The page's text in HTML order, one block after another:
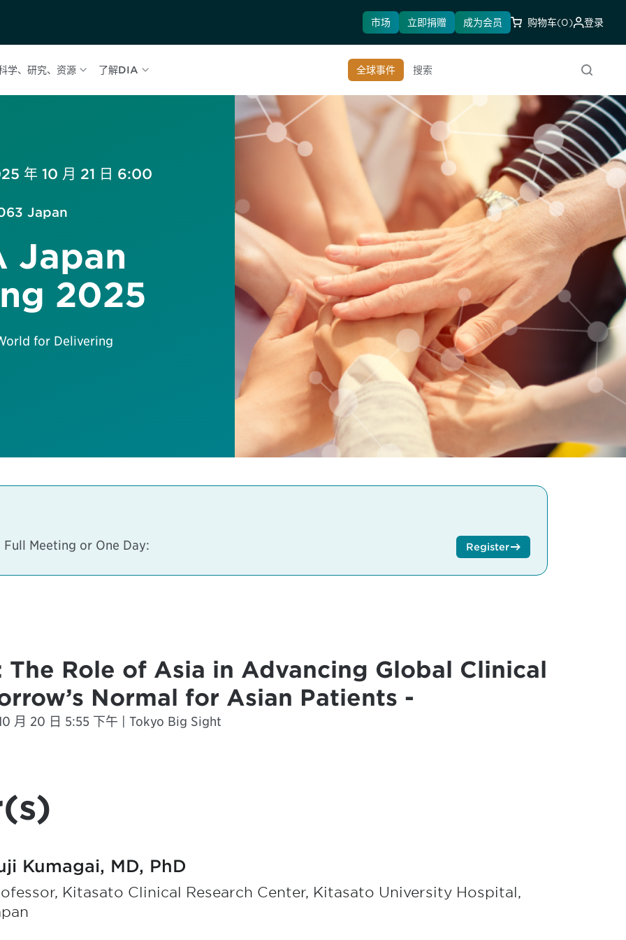
市场 立即捐赠 成为会员 购物车(0) 登录
学、研究、资源 了解DIA 全球事件
搜索
年 10 月 21 日 6:00
Japan
Japan
2025
for Delivering
Meeting or One Day: Register
The Role of Asia in Advancing Global Clinical
Normal for Asian Patients -
月 20 日 5:55 下午 | Tokyo Big Sight
Kumagai, MD, PhD
Kitasato Clinical Research Center, Kitasato University Hospital,